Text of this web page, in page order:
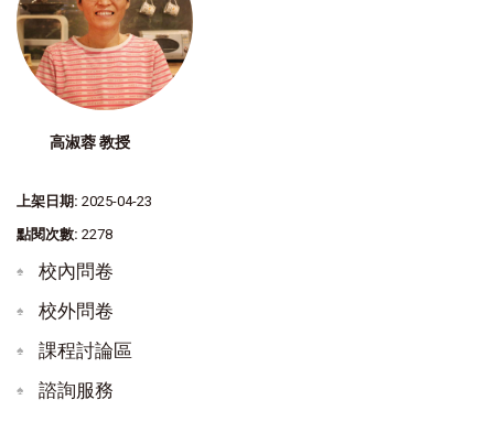
高淑蓉 教授
上架日期: 2025-04-23
點閱次數: 2278
校內問卷
校外問卷
課程討論區
諮詢服務